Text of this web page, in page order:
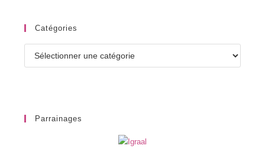
Catégories
Parrainages